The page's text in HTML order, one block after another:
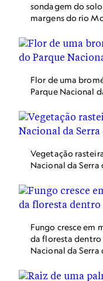
sondagem do
margens do rio
05/11/2020.
Flor de uma
Parque Nacional
Vegetação
Nacional da Serra
Fungo cresce em
da floresta dentro
Nacional da Serra